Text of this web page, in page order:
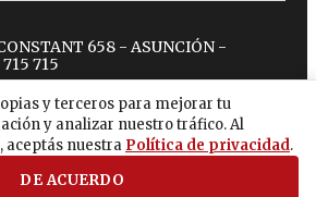
y terceros para mejorar tu
y analizar nuestro tráfico. Al
aceptás nuestra Política de privacidad.
DE ACUERDO
658 - ASUNCIÓN -
715
tiktokyoutubespotify